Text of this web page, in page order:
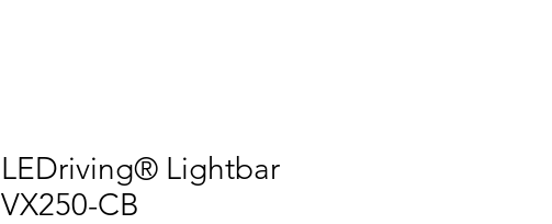
LEDriving® Lightbar
VX250-CB